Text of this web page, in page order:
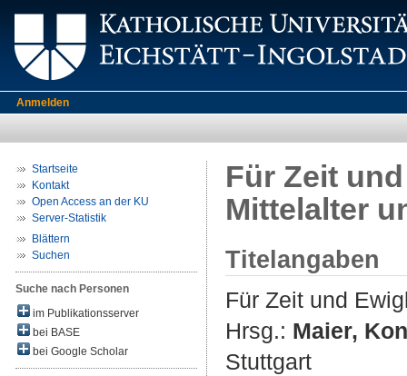
Anmelden
Startseite
Kontakt
Open Access an der KU
Server-Statistik
Blättern
Suchen
Suche nach Personen
im Publikationsserver
bei BASE
bei Google Scholar
Für Zeit
Mittelalter
Titelangaben
Für Zeit und
Hrsg.: Maier,
Stuttgart